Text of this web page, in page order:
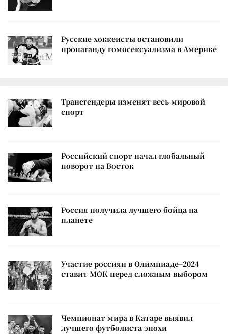
Русские хоккеисты остановили
пропаганду гомосексуализма в Америке
Трансгендеры изменят весь мировой
спорт
Российский спорт начал глобальный
поворот на Восток
Россия получила лучшего бойца на
планете
Участие россиян в Олимпиаде–2024
ставит МОК перед сложным выбором
Чемпионат мира в Катаре выявил
лучшего футболиста эпохи